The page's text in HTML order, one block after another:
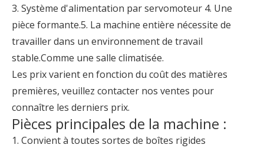
3. Système d'alimentation par servomoteur 4. Une
pièce formante.5. La machine entière nécessite de
travailler dans un environnement de travail
stable.Comme une salle climatisée.
Les prix varient en fonction du coût des matières
premières, veuillez contacter nos ventes pour
connaître les derniers prix.
Pièces principales de la machine :
1. Convient à toutes sortes de boîtes rigides